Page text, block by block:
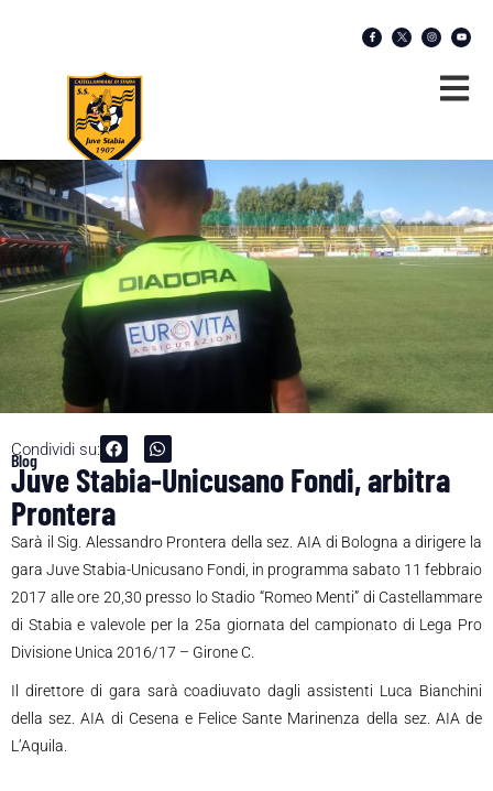
Condividi su:
Blog
Juve Stabia-Unicusano Fondi, arbitra
Prontera
Sarà il Sig. Alessandro Prontera della sez. AIA di Bologna a dirigere la
gara Juve Stabia-Unicusano Fondi, in programma sabato 11 febbraio
2017 alle ore 20,30 presso lo Stadio “Romeo Menti” di Castellammare
di Stabia e valevole per la 25a giornata del campionato di Lega Pro
Divisione Unica 2016/17 – Girone C.
Il direttore di gara sarà coadiuvato dagli assistenti Luca Bianchini
della sez. AIA di Cesena e Felice Sante Marinenza della sez. AIA de
L’Aquila.